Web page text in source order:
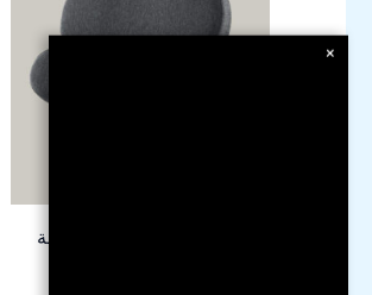
وسادة الشد العنقي المريحة
×